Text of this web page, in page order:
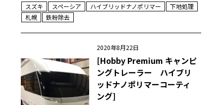
スズキ スペーシア ハイブリッドナノポリマー
下地処理
札幌
鉄粉除去
2020年8月22日
[Hobby Premium キャンピ
ングトレーラー ハイブリ
ッドナノポリマーコーティ
ング]